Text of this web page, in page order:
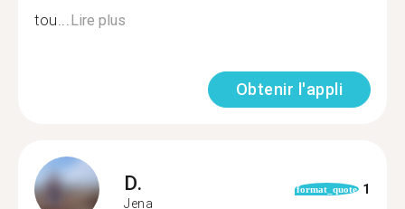
tou...Lire plus
Obtenir l'appli
D.
Jena
format_quote 1